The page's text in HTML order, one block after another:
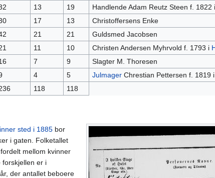
13 19 Handlende Adam Reutz Steen f. 1822 i
17 13
Christoffersens Enke
21 21
Guldsmed Jacobsen
11 10 Christen Andersen Myhrvold f. 1793 i
7 9
Slagter M. Thoresen
4 5 JulmagerChrestian Pettersen f. 1819 i
118 118
sted i 1885 bor
i gaten. Folketallet
mellom kvinner
er i
der antallet beboere